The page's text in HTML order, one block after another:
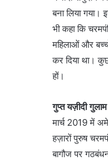
बना लिया
भी कहा कि
महिलाओं और
कर दिया था।
हों।
गुप्त यज़ीदी गुलाम
मार्च 2019 में
हज़ारों पुरुष
बागौज पर